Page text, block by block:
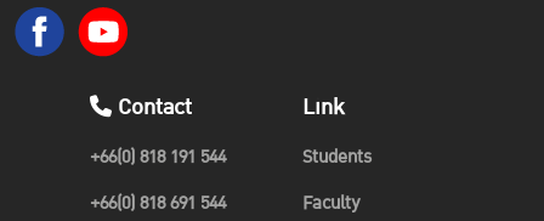
Contact
+66(0) 818 191 544
+66(0) 818 691 544
Link
Students
Faculty